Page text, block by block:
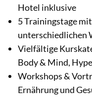
Hotel inklusive
5 Trainingstage
unterschiedlichen
Vielfältige
Body & Mind,
Workshops &
Ernährung und